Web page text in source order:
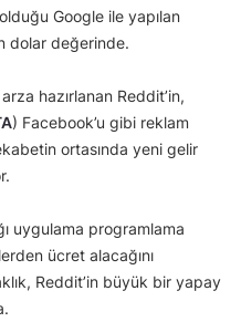
Google ile yapılan
dolar değerinde.
hazırlanan Reddit’in,
) Facebook’u gibi reklam
ortasında yeni gelir
uygulama programlama
ücret alacağını
Reddit’in büyük bir yapay